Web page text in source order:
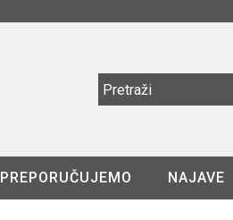
PREPORUČUJEMO NAJAVE